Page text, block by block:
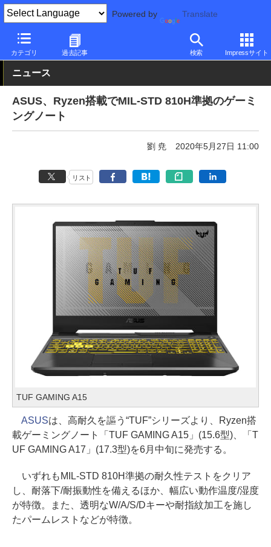
Powered by Translate
カテゴリ 過去記事 検索 Impressサイト
PC Watch パソコン/タブレット/スマートフォン ゲーミングノー
ニュース
ASUS、Ryzen搭載でMIL-STD 810H準拠のゲーミ
ングノート
劉 尭 2020年5月27日 11:00
リスト
TUF GAMING A15
ASUSは、高耐久を謳う“TUF”シリーズより、Ryzen搭
載ゲーミングノート「TUF GAMING A15」(15.6型)、「T
UF GAMING A17」(17.3型)を6月中旬に発売する。
いずれもMIL-STD 810H準拠の耐久性テストをクリア
し、耐落下/耐振動性を備えるほか、幅広い動作温度/湿度
が特徴。また、透明なW/A/S/Dキーや耐指紋加工を施し
たパームレストなどが特徴。